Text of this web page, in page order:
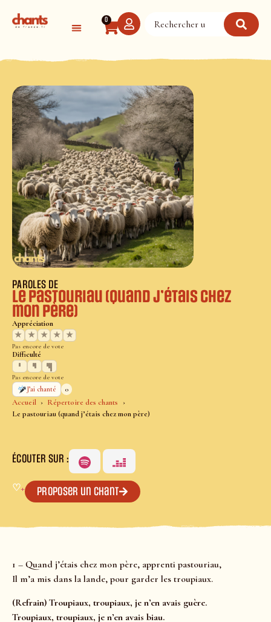
0
Accueil
Répertoire des chants
Le pastouriau (quand j’étais chez mon père)
PAROLES DE
Le pastouriau (quand j’étais chez
mon père)
Appréciation
★
★ ★ ★ ★
Pas encore de vote
Difficulté
Pas encore de vote
J’ai chanté
0
ÉCOUTER SUR :
♡+ Proposer un chant
1 – Quand j’étais chez mon père, apprenti pastouriau,
Il m’a mis dans la lande, pour garder les troupiaux.
(Refrain) Troupiaux, troupiaux, je n’en avais guère.
Troupiaux, troupiaux, je n’en avais biau.